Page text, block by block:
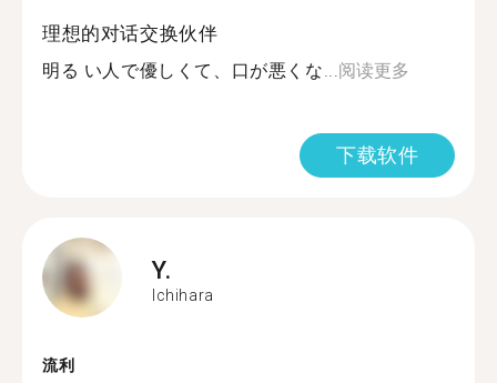
理想的对话交换伙伴
明る い人で優しくて、口が悪くな...阅读更多
下载软件
Y.
Ichihara
流利